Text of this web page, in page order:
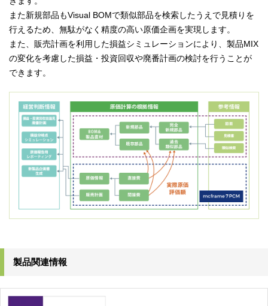
また新規部品もVisual BOMで類似部品を検索したうえで見積りを
行えるため、無駄がなく精度の高い原価企画を実現します。
また、販売計画を利用した損益シミュレーションにより、製品MIX
の変化を考慮した損益・投資回収や廃番計画の検討を行うことが
できます。
製品関連情報